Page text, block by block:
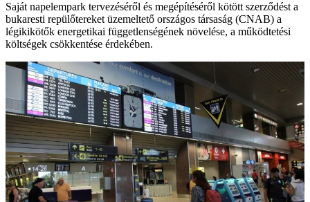
Saját napelempark tervezéséről és megépítéséről kötött szerződést a
bukaresti repülőtereket üzemeltető országos társaság (CNAB) a
légikikötők energetikai függetlenségének növelése, a működtetési
költségek csökkentése érdekében.